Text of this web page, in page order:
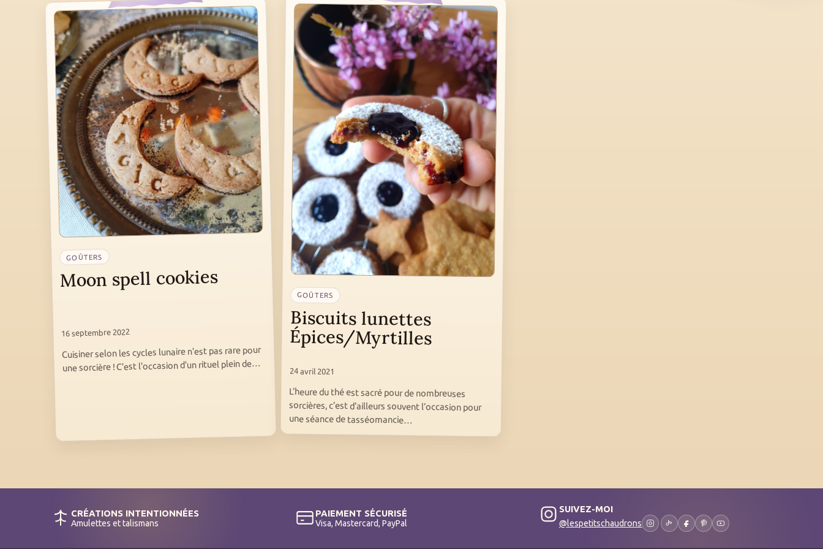
GOÛTERS
Moon spell cookies
16 septembre 2022
Cuisiner selon les cycles lunaire n'est pas rare pour
une sorcière ! C'est l'occasion d'un rituel plein de…
GOÛTERS
Biscuits lunettes
Épices/Myrtilles
24 avril 2021
L’heure du thé est sacré pour de nombreuses
sorcières, c’est d’ailleurs souvent l’occasion pour
une séance de tasséomancie…
CRÉATIONS INTENTIONNÉES
Amulettes et talismans
PAIEMENT SÉCURISÉ
Visa, Mastercard, PayPal
SUIVEZ-MOI
@lespetitschaudrons